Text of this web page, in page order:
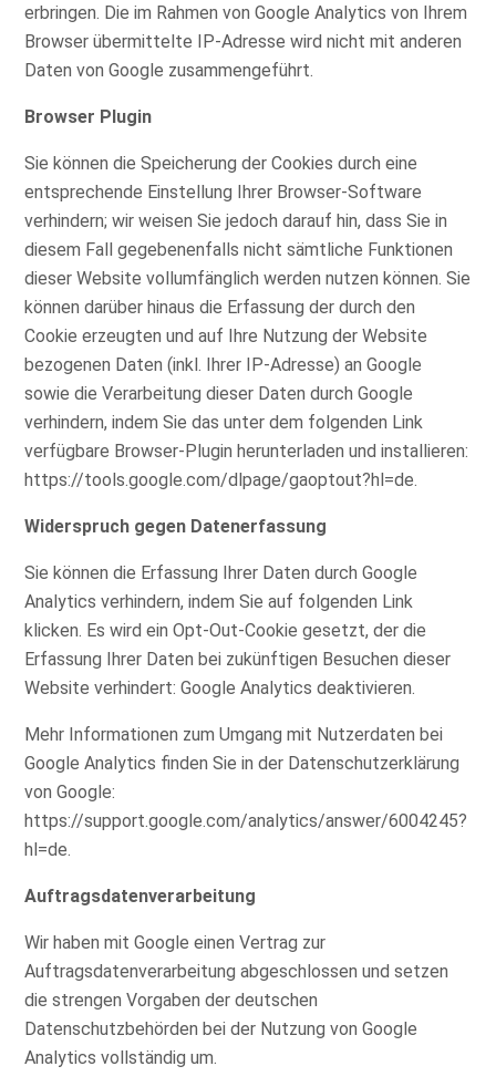
erbringen. Die im Rahmen von Google Analytics von Ihrem
Browser übermittelte IP-Adresse wird nicht mit anderen
Daten von Google zusammengeführt.
Browser Plugin
Sie können die Speicherung der Cookies durch eine
entsprechende Einstellung Ihrer Browser-Software
verhindern; wir weisen Sie jedoch darauf hin, dass Sie in
diesem Fall gegebenenfalls nicht sämtliche Funktionen
dieser Website vollumfänglich werden nutzen können. Sie
können darüber hinaus die Erfassung der durch den
Cookie erzeugten und auf Ihre Nutzung der Website
bezogenen Daten (inkl. Ihrer IP-Adresse) an Google
sowie die Verarbeitung dieser Daten durch Google
verhindern, indem Sie das unter dem folgenden Link
verfügbare Browser-Plugin herunterladen und installieren:
https://tools.google.com/dlpage/gaoptout?hl=de.
Widerspruch gegen Datenerfassung
Sie können die Erfassung Ihrer Daten durch Google
Analytics verhindern, indem Sie auf folgenden Link
klicken. Es wird ein Opt-Out-Cookie gesetzt, der die
Erfassung Ihrer Daten bei zukünftigen Besuchen dieser
Website verhindert: Google Analytics deaktivieren.
Mehr Informationen zum Umgang mit Nutzerdaten bei
Google Analytics finden Sie in der Datenschutzerklärung
von Google:
https://support.google.com/analytics/answer/6004245?
hl=de.
Auftragsdatenverarbeitung
Wir haben mit Google einen Vertrag zur
Auftragsdatenverarbeitung abgeschlossen und setzen
die strengen Vorgaben der deutschen
Datenschutzbehörden bei der Nutzung von Google
Analytics vollständig um.